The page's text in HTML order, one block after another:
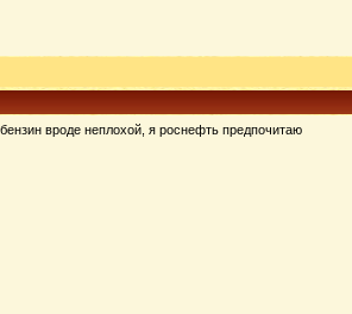
вроде неплохой, я роснефть предпочитаю